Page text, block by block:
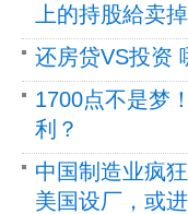
上的持股給卖
还房贷VS投资
1700点不是梦
利？
中国制造业疯
美国设厂，或